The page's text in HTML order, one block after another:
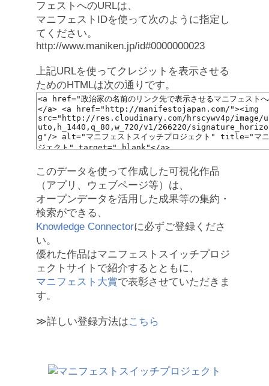
フェストへのURLは、
マニフェストIDを使って次のように指定し
てください。
http://www.maniken.jp/id#0000000023
上記URLを使ってクレジットを表示させる
ためのHTMLは次の通りです。
このデータを使って作成した可視化作品
（アプリ、ウェブページ等）は、
オープンデータを活用した成果等の集約・
検索ができる、
Knowledge Connectorに必ずご登録くださ
い。
優れた作品はマニフェストスイッチプロジ
ェクトサイトで紹介するとともに、
マニフェスト大賞で表彰させていただきま
す。
≫詳しい登録方法はこちら